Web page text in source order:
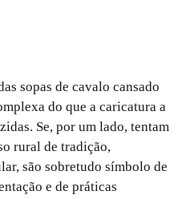
do que a caricatura a
Se, por um lado, tentam
rural de tradição,
são sobretudo símbolo de
e de práticas